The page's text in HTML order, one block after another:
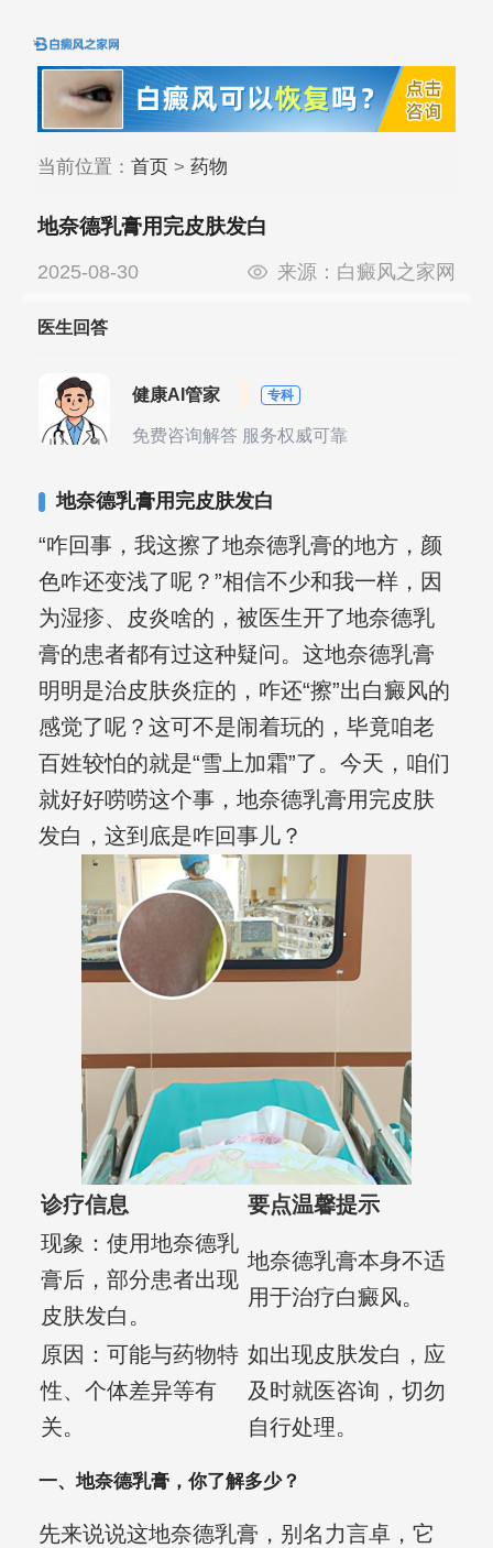
当前位置： 首页> 药物
地奈德乳膏用完皮肤发白
2025-08-30 来源： 白癜风之家网
医生回答
健康AI管家 专科
免费咨询解答 服务权威可靠
地奈德乳膏用完皮肤发白
“咋回事，我这擦了地奈德乳膏的地方，颜
色咋还变浅了呢？”相信不少和我一样，因
为湿疹、皮炎啥的，被医生开了地奈德乳
膏的患者都有过这种疑问。这地奈德乳膏
明明是治皮肤炎症的，咋还“擦”出白癜风的
感觉了呢？这可不是闹着玩的，毕竟咱老
百姓较怕的就是“雪上加霜”了。今天，咱们
就好好唠唠这个事，地奈德乳膏用完皮肤
发白，这到底是咋回事儿？
诊疗信息
要点温馨提示
现象：使用地奈德乳
膏后，部分患者出现
皮肤发白。
地奈德乳膏本身不适
用于治疗白癜风。
原因：可能与药物特
性、个体差异等有
关。
如出现皮肤发白，应
及时就医咨询，切勿
自行处理。
一、地奈德乳膏，你了解多少？
先来说说这地奈德乳膏，别名力言卓，它